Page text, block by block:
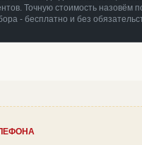
Точную стоимость назовём
- бесплатно и без